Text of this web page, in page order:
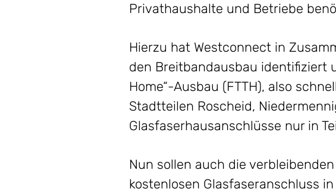
Privathaushalte und Betriebe
Hierzu hat Westconnect in
den Breitbandausbau identifiziert
Home“-Ausbau (FTTH), also
Stadtteilen Roscheid,
Glasfaserhausanschlüsse nur in
Nun sollen auch die
kostenlosen Glasfaseranschluss